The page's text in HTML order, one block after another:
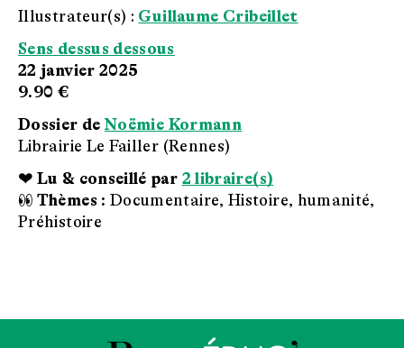
Illustrateur(s) : Guillaume Cribeillet
Sens dessus dessous
22 janvier 2025
9.90 €
Dossier de Noëmie Kormann
Librairie Le Failler (Rennes)
❤ Lu & conseillé par 2 libraire(s)
👀 Thèmes : Documentaire, Histoire, humanité,
Préhistoire